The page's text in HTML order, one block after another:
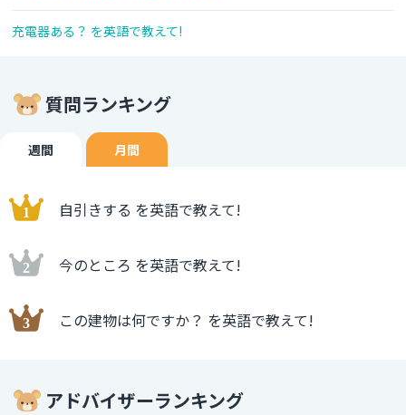
充電器ある？ を英語で教えて!
質問ランキング
週間 月間
自引きする を英語で教えて!
今のところ を英語で教えて!
この建物は何ですか？ を英語で教えて!
アドバイザーランキング